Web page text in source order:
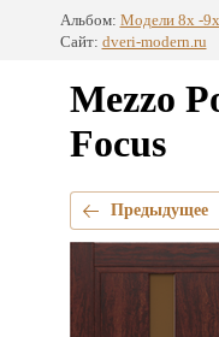
Альбом: Модели 8x -9x
Сайт: dveri-modern.ru
Mezzo
Focus
Предыдущее